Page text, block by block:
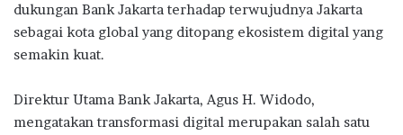
dukungan Bank Jakarta terhadap terwujudnya Jakarta
sebagai kota global yang ditopang ekosistem digital yang
semakin kuat.
Direktur Utama Bank Jakarta, Agus H. Widodo,
mengatakan transformasi digital merupakan salah satu